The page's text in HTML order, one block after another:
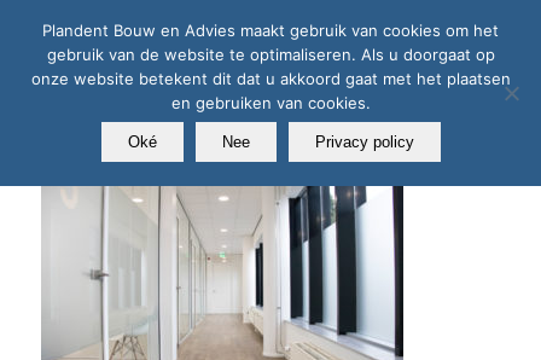
Plandent Bouw en Advies maakt gebruik van cookies om het
gebruik van de website te optimaliseren. Als u doorgaat op
onze website betekent dit dat u akkoord gaat met het plaatsen
en gebruiken van cookies.
Oké Nee Privacy policy